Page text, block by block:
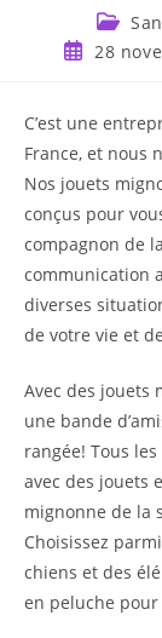
28
C’est une
France, et nous
Nos jouets
conçus pour
compagnon de
communication
diverses
de votre vie et
Avec des jouets
une bande
rangée! Tous
avec des jouets
mignonne de la
Choisissez
chiens et des
en peluche